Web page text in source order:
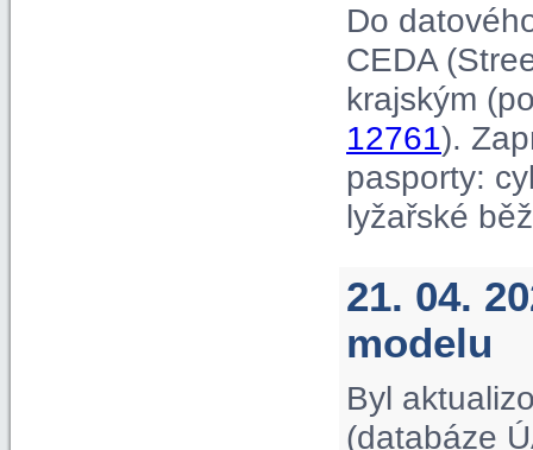
Do
CEDA
krajským
12761).
pasporty:
lyžařské
21. 04.
modelu
Byl
(databáze